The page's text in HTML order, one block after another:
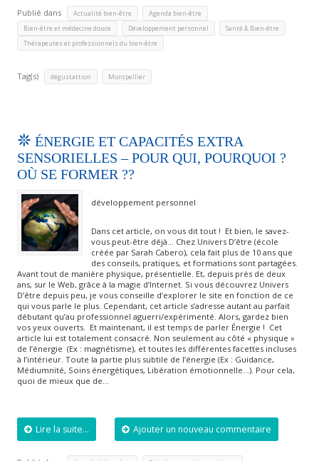
Publié dans Actualité bien-être Agenda bien-être
Bien-être et médecine douce Développement personnel Santé & Bien-être
Thérapeutes et professionnels du bien-être
Tag(s) dégustattion Montpellier
ÉNERGIE ET CAPACITÉS EXTRA
SENSORIELLES – POUR QUI, POURQUOI ?
OÙ SE FORMER ??
développement personnel
Dans cet article, on vous dit tout ! Et bien, le savez-
vous peut-être déjà… Chez Univers D’être (école
créée par Sarah Cabero), cela fait plus de 10 ans que
des conseils, pratiques, et formations sont partagées.
Avant tout de manière physique, présentielle. Et, depuis près de deux
ans, sur le Web, grâce à la magie d’Internet. Si vous découvrez Univers
D’être depuis peu, je vous conseille d’explorer le site en fonction de ce
qui vous parle le plus. Cependant, cet article s’adresse autant au parfait
débutant qu’au professionnel aguerri/expérimenté. Alors, gardez bien
vos yeux ouverts. Et maintenant, il est temps de parler Énergie ! Cet
article lui est totalement consacré. Non seulement au côté « physique »
de l’énergie (Ex : magnétisme), et toutes les différentes facettes incluses
à l’intérieur. Toute la partie plus subtile de l’énergie (Ex : Guidance,
Médiumnité, Soins énergétiques, Libération émotionnelle…). Pour cela,
quoi de mieux que de…
Lire la suite... Ajouter un nouveau commentaire